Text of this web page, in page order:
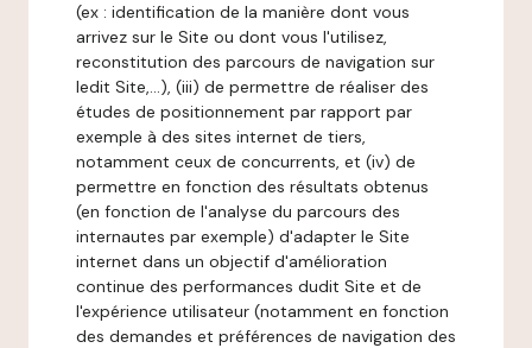
(ex : identification de la manière dont vous
arrivez sur le Site ou dont vous l'utilisez,
reconstitution des parcours de navigation sur
ledit Site,...), (iii) de permettre de réaliser des
études de positionnement par rapport par
exemple à des sites internet de tiers,
notamment ceux de concurrents, et (iv) de
permettre en fonction des résultats obtenus
(en fonction de l'analyse du parcours des
internautes par exemple) d'adapter le Site
internet dans un objectif d'amélioration
continue des performances dudit Site et de
l'expérience utilisateur (notamment en fonction
des demandes et préférences de navigation des